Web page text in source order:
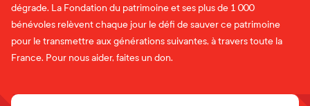
dégrade. La Fondation du patrimoine et ses plus de 1 000
bénévoles relèvent chaque jour le défi de sauver ce patrimoine
pour le transmettre aux générations suivantes, à travers toute la
France. Pour nous aider, faites un don.